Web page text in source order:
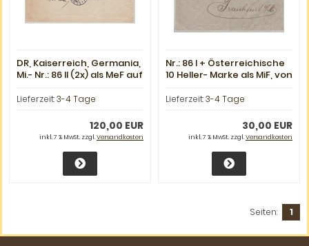
DR, Kaiserreich, Germania,
Mi.- Nr.: 86 II (2x) als MeF auf
Schluss Zell nach
Lieferzeit:3-4 Tage
120,00 EUR
inkl. 7 % MwSt. zzgl.Versandkosten
Nr.: 86 I + Österreichische
10 Heller- Marke als MiF, von
Donaueschingen nach
Lieferzeit:3-4 Tage
30,00 EUR
inkl. 7 % MwSt. zzgl.Versandkosten
Seiten: 1